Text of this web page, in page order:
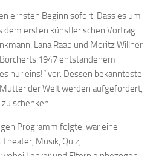
ernsten Beginn sofort. Dass es um
dem ersten künstlerischen Vortrag
Lana Raab und Moritz Willner
1947 entstandenem
nur eins!“ vor. Dessen bekannteste
Mütter der Welt werden aufgefordert,
schenken.
Programm folgte, war eine
Musik, Quiz,